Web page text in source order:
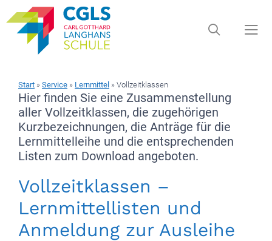
Inhalt
springen
Start » Service » Lernmittel » Vollzeitklassen
Hier finden Sie eine Zusammenstellung
aller Vollzeitklassen, die zugehörigen
Kurzbezeichnungen, die Anträge für die
Lernmittelleihe und die entsprechenden
Listen zum Download angeboten.
Vollzeitklassen –
Lernmittellisten und
Anmeldung zur Ausleihe